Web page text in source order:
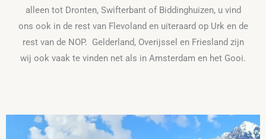
alleen tot Dronten, Swifterbant of Biddinghuizen, u vind
ons ook in de rest van Flevoland en uiteraard op Urk en de
rest van de NOP. Gelderland, Overijssel en Friesland zijn
wij ook vaak te vinden net als in Amsterdam en het Gooi.